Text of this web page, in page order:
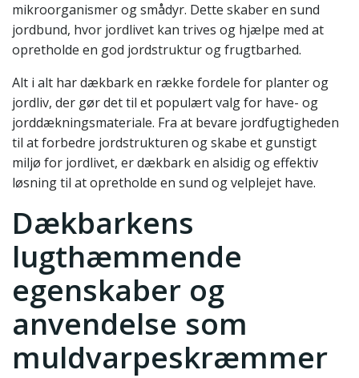
mikroorganismer og smådyr. Dette skaber en sund
jordbund, hvor jordlivet kan trives og hjælpe med at
opretholde en god jordstruktur og frugtbarhed.
Alt i alt har dækbark en række fordele for planter og
jordliv, der gør det til et populært valg for have- og
jorddækningsmateriale. Fra at bevare jordfugtigheden
til at forbedre jordstrukturen og skabe et gunstigt
miljø for jordlivet, er dækbark en alsidig og effektiv
løsning til at opretholde en sund og velplejet have.
Dækbarkens
lugthæmmende
egenskaber og
anvendelse som
muldvarpeskræmmer